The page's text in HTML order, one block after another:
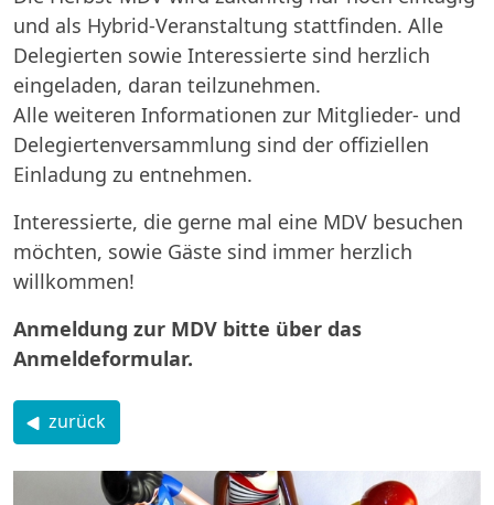
und als Hybrid-Veranstaltung stattfinden. Alle
Delegierten sowie Interessierte sind herzlich
eingeladen, daran teilzunehmen.
Alle weiteren Informationen zur Mitglieder- und
Delegiertenversammlung sind der offiziellen
Einladung zu entnehmen.
Interessierte, die gerne mal eine MDV besuchen
möchten, sowie Gäste sind immer herzlich
willkommen!
Anmeldung zur MDV bitte über das
Anmeldeformular.
zurück